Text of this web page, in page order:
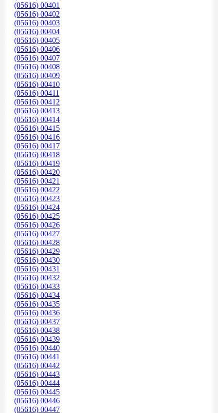
(05616) 00401
(05616) 00402
(05616) 00403
(05616) 00404
(05616) 00405
(05616) 00406
(05616) 00407
(05616) 00408
(05616) 00409
(05616) 00410
(05616) 00411
(05616) 00412
(05616) 00413
(05616) 00414
(05616) 00415
(05616) 00416
(05616) 00417
(05616) 00418
(05616) 00419
(05616) 00420
(05616) 00421
(05616) 00422
(05616) 00423
(05616) 00424
(05616) 00425
(05616) 00426
(05616) 00427
(05616) 00428
(05616) 00429
(05616) 00430
(05616) 00431
(05616) 00432
(05616) 00433
(05616) 00434
(05616) 00435
(05616) 00436
(05616) 00437
(05616) 00438
(05616) 00439
(05616) 00440
(05616) 00441
(05616) 00442
(05616) 00443
(05616) 00444
(05616) 00445
(05616) 00446
(05616) 00447